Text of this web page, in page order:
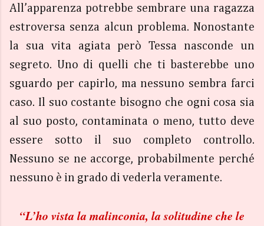
All’apparenza potrebbe sembrare una ragazza
estroversa senza alcun problema. Nonostante
la sua vita agiata però Tessa nasconde un
segreto. Uno di quelli che ti basterebbe uno
sguardo per capirlo, ma nessuno sembra farci
caso. Il suo costante bisogno che ogni cosa sia
al suo posto, contaminata o meno, tutto deve
essere sotto il suo completo controllo.
Nessuno se ne accorge, probabilmente perché
nessuno è in grado di vederla veramente.
“L’ho vista la malinconia, la solitudine che le